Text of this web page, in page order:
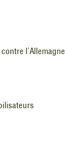
l’Allemagne